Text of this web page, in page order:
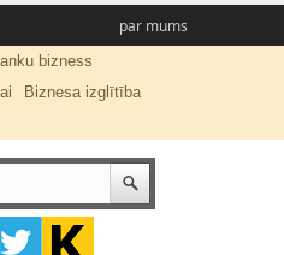
par mums
bizness
Biznesa izglītība